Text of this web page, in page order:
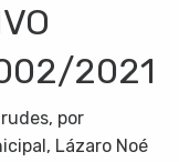
2021
por
Lázaro Noé